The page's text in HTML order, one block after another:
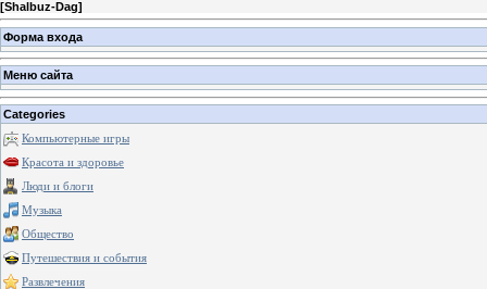
[Shalbuz-Dag]
Форма входа
Меню сайта
Categories
Компьютерные игры
Красота и здоровье
Люди и блоги
Музыка
Общество
Путешествия и события
Развлечения